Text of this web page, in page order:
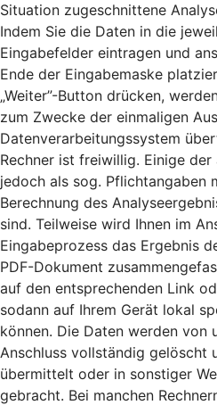
Situation zugeschnittene
Indem Sie die Daten in die
Eingabefelder eintragen und
Ende der Eingabemaske
„Weiter”-Button drücken,
zum Zwecke der einmaligen
Datenverarbeitungssystem
Rechner ist freiwillig. Einige
jedoch als sog. Pflichtangaben
Berechnung des
sind. Teilweise wird Ihnen im
Eingabeprozess das Ergebnis
PDF-Dokument
auf den entsprechenden Link
sodann auf Ihrem Gerät lokal
können. Die Daten werden von
Anschluss vollständig gelöscht
übermittelt oder in sonstiger
gebracht. Bei manchen